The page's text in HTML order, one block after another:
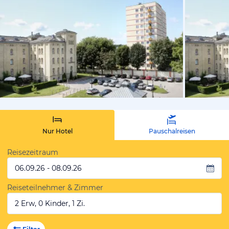
vom
Nur Hotel Pauschalreisen
Reisezeitraum
06.09.26 - 08.09.26
Reiseteilnehmer & Zimmer
2 Erw, 0 Kinder, 1 Zi.